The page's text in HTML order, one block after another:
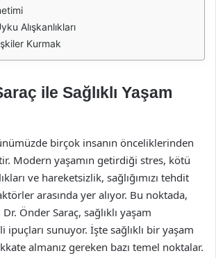
Alışkanlıkları
Kurmak
ile Sağlıklı Yaşam
birçok insanın önceliklerinden
Modern yaşamın getirdiği stres, kötü
ve hareketsizlik, sağlığımızı tehdit
arasında yer alıyor. Bu noktada,
Önder Saraç, sağlıklı yaşam
ipuçları sunuyor. İşte sağlıklı bir yaşam
almanız gereken bazı temel noktalar.